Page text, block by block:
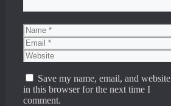
Name
Email
Website
Save my name, email, and website
in this browser for the next time I
comment.